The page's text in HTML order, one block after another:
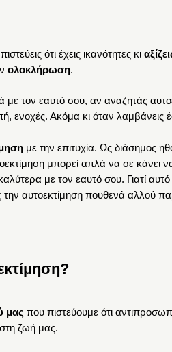
πιστεύεις ότι έχεις ικανότητες κι
ολοκλήρωση.
με τον εαυτό σου, αν αναζητάς
ενοχές. Ακόμα κι όταν λαμβάνεις
με την επιτυχία. Ως διάσημος
μπορεί απλά να σε
με τον εαυτό σου. Γιατί
την αυτοεκτίμηση πουθενά αλλού
μαςπου πιστεύουμε ότι
ζωή μας.